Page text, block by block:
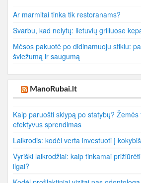
Ar marmitai tinka tik restoranams?
Svarbu, kad nelytų: lietuvių griliuose
Mėsos pakuotė po didinamuoju stiklu:
šviežumą ir saugumą
ManoRubai.lt
Kaip paruošti sklypą po statybų?
efektyvus sprendimas
Laikrodis: kodėl verta investuoti į
Vyriški laikrodžiai: kaip tinkamai
ilgai?